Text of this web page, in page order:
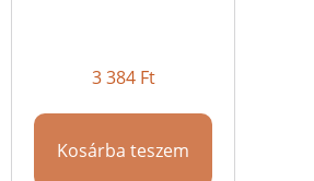
3 384 Ft
Kosárba teszem